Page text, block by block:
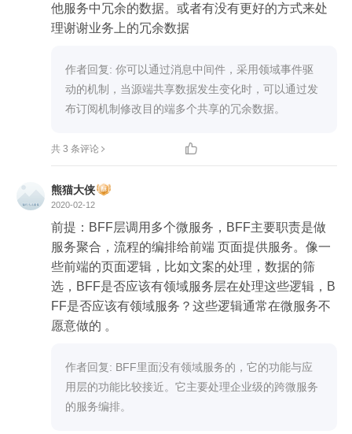
他服务中冗余的数据。或者有没有更好的方式来处
理谢谢业务上的冗余数据
作者回复: 你可以通过消息中间件，采用领域事件驱
动的机制，当源端共享数据发生变化时，可以通过发
布订阅机制修改目的端多个共享的冗余数据。
共 3 条评论 
熊猫大侠
2020-02-12
前提：BFF层调用多个微服务，BFF主要职责是做
服务聚合，流程的编排给前端 页面提供服务。像一
些前端的页面逻辑，比如文案的处理，数据的筛
选，BFF是否应该有领域服务层在处理这些逻辑，B
FF是否应该有领域服务？这些逻辑通常在微服务不
愿意做的 。
作者回复: BFF里面没有领域服务的，它的功能与应
用层的功能比较接近。它主要处理企业级的跨微服务
的服务编排。